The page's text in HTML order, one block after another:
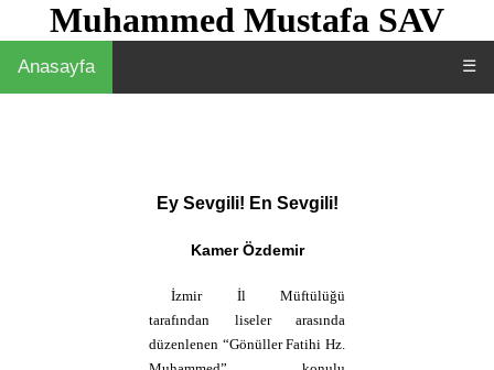
Muhammed Mustafa SAV
Anasayfa ☰
Ey Sevgili! En Sevgili!
Kamer Özdemir
İzmir İl Müftülüğü
tarafından liseler arasında
düzenlenen “Gönüller Fatihi Hz.